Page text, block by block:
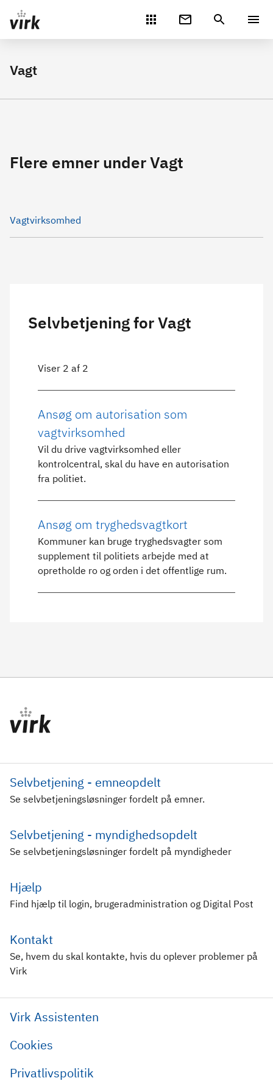
Gå direkte til indhold
Vagt
Flere emner under Vagt
Vagtvirksomhed
Selvbetjening for Vagt
Viser 2 af 2
Ansøg om autorisation som
vagtvirksomhed
Vil du drive vagtvirksomhed eller
kontrolcentral, skal du have en autorisation
fra politiet.
Ansøg om tryghedsvagtkort
Kommuner kan bruge tryghedsvagter som
supplement til politiets arbejde med at
opretholde ro og orden i det offentlige rum.
Selvbetjening - emneopdelt
Se selvbetjeningsløsninger fordelt på emner.
Selvbetjening - myndighedsopdelt
Se selvbetjeningsløsninger fordelt på myndigheder
Hjælp
Find hjælp til login, brugeradministration og Digital Post
Kontakt
Se, hvem du skal kontakte, hvis du oplever problemer på
Virk
Virk Assistenten
Cookies
Privatlivspolitik